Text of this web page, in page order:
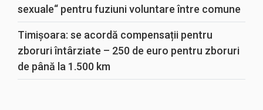
sexuale“ pentru fuziuni voluntare între comune
Timișoara: se acordă compensații pentru
zboruri întârziate – 250 de euro pentru zboruri
de până la 1.500 km